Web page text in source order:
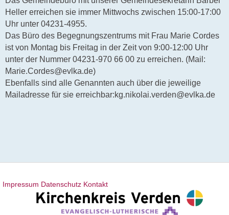
Heller erreichen sie immer Mittwochs zwischen 15:00-17:00
Uhr unter 04231-4955.
Das Büro des Begegnungszentrums mit Frau Marie Cordes
ist von Montag bis Freitag in der Zeit von 9:00-12:00 Uhr
unter der Nummer 04231-970 66 00 zu erreichen. (Mail:
Marie.Cordes@evlka.de)
Ebenfalls sind alle Genannten auch über die jeweilige
Mailadresse für sie erreichbar:kg.nikolai.verden@evlka.de
Impressum Datenschutz Kontakt